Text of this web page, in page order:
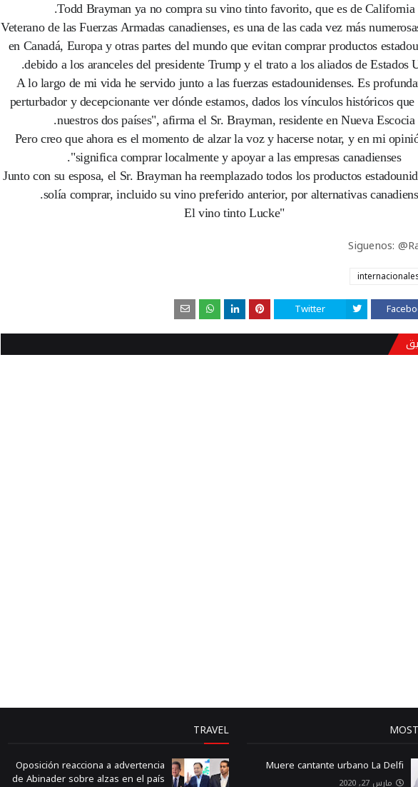
Todd Brayman ya no compra su vino tinto favorito, que es de California.
Veterano de las Fuerzas Armadas canadienses, es una de las cada vez más
en Canadá, Europa y otras partes del mundo que evitan comprar productos
debido a los aranceles del presidente Trump y el trato a los aliados de Estados
"A lo largo de mi vida he servido junto a las fuerzas estadounidenses. Es
perturbador y decepcionante ver dónde estamos, dados los vínculos históricos que
nuestros dos países", afirma el Sr. Brayman, residente en Nueva Escocia.
"Pero creo que ahora es el momento de alzar la voz y hacerse notar, y en mi
significa comprar localmente y apoyar a las empresas canadienses".
Junto con su esposa, el Sr. Brayman ha reemplazado todos los productos
solía comprar, incluido su vino preferido anterior, por alternativas
"El vino tinto Lucke
Siguenos:
Twitter
Muere cantante urbano La Delfi
مارس 27, 2020
TRAVEL
Oposición reacciona a advertencia
de Abinader sobre alzas en el país